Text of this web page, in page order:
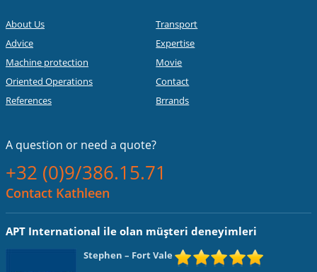
About Us
Advice
Machine protection
Oriented Operations
References
Transport
Expertise
Movie
Contact
Brrands
A question or need a quote?
+32 (0)9/386.15.71
Contact Kathleen
APT International ile olan müşteri deneyimleri
Stephen – Fort Vale